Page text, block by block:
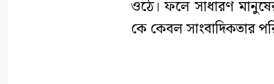
ওঠে। ফলে সাধারণ
কে কেবল সাংবাদিকতার